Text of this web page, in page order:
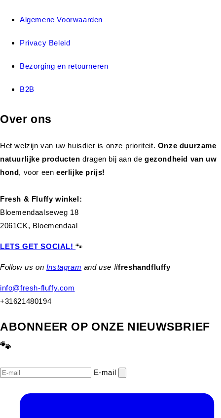
Algemene Voorwaarden
Privacy Beleid
Bezorging en retourneren
B2B
Over ons
Het welzijn van uw huisdier is onze prioriteit. Onze duurzame
natuurlijke productendragen bij aan de gezondheid van uw
hond, voor eeneerlijke prijs!
Fresh & Fluffy winkel:
Bloemendaalseweg 18
2061CK, Bloemendaal
LETS GET SOCIAL!🐾
Follow us on Instagram and use #freshandfluffy
info@fresh-fluffy.com
+31621480194
ABONNEER OP ONZE NIEUWSBRIEF
🐾
E‑mail